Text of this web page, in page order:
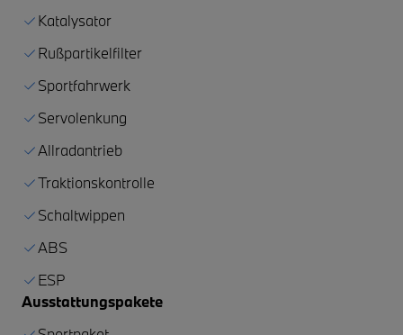
Katalysator
Rußpartikelfilter
Sportfahrwerk
Servolenkung
Allradantrieb
Traktionskontrolle
Schaltwippen
ABS
ESP
Ausstattungspakete